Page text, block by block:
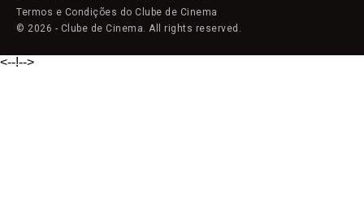
Termos e Condições do Clube de Cinema
© 2026 - Clube de Cinema. All rights reserved.
<--!-->